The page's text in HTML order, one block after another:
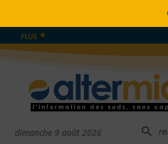
PLUS
dimanche 9 août 2026